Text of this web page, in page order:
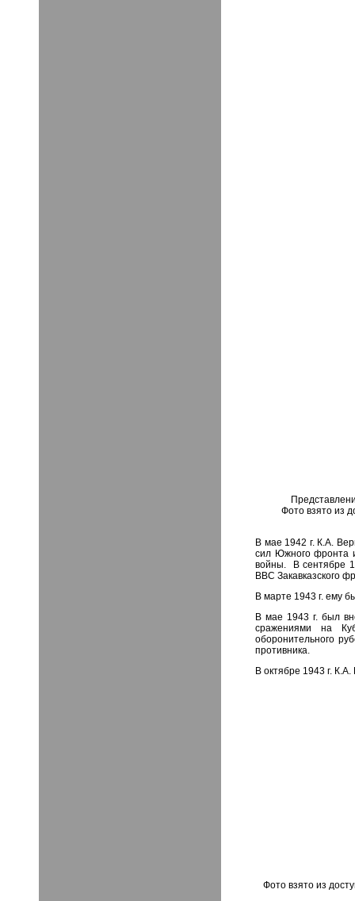
Фото взято из
В мае 1942 г. К.А.
сил Южного фронта
войны. В сентябре
ВВС Закавказского
В марте 1943 г. ему
В мае 1943 г. был
сражениями на
оборонительного
противника.
В октябре 1943 г.
Фото взято из